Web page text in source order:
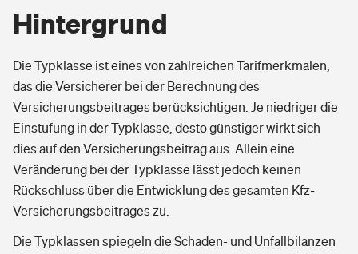
Hintergrund
Die Typklasse ist eines von zahlreichen Tarifmerkmalen,
das die Versicherer bei der Berechnung des
Versicherungsbeitrages berücksichtigen. Je niedriger die
Einstufung in der Typklasse, desto günstiger wirkt sich
dies auf den Versicherungsbeitrag aus. Allein eine
Veränderung bei der Typklasse lässt jedoch keinen
Rückschluss über die Entwicklung des gesamten Kfz-
Versicherungsbeitrages zu.
Die Typklassen spiegeln die Schaden- und Unfallbilanzen